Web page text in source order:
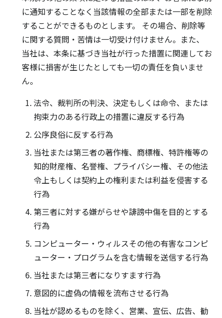
に通知することなく当該情報の全部または一部を削除
することができるものとします。 その場合、削除等
に関する質問・苦情は一切受け付けません。また、
当社は、本条に基づき当社が行った措置に関連してお
客様に損害が生じたとしても一切の責任を負いませ
ん。
法令、裁判所の判決、決定もしくは命令、または
拘束力のある行政上の措置に違反する行為
公序良俗に反する行為
当社または第三者の著作権、商標権、特許権等の
知的財産権、名誉権、プライバシー権、その他法
令上もしくは契約上の権利または利益を侵害する
行為
第三者に対する嫌がらせや誹謗中傷を目的とする
行為
コンピューター・ウィルスその他の有害なコンピ
ューター・プログラムを含む情報を送信する行為
当社または第三者になりすます行為
意図的に虚偽の情報を流布させる行為
当社が認めるものを除く、営業、宣伝、広告、勧